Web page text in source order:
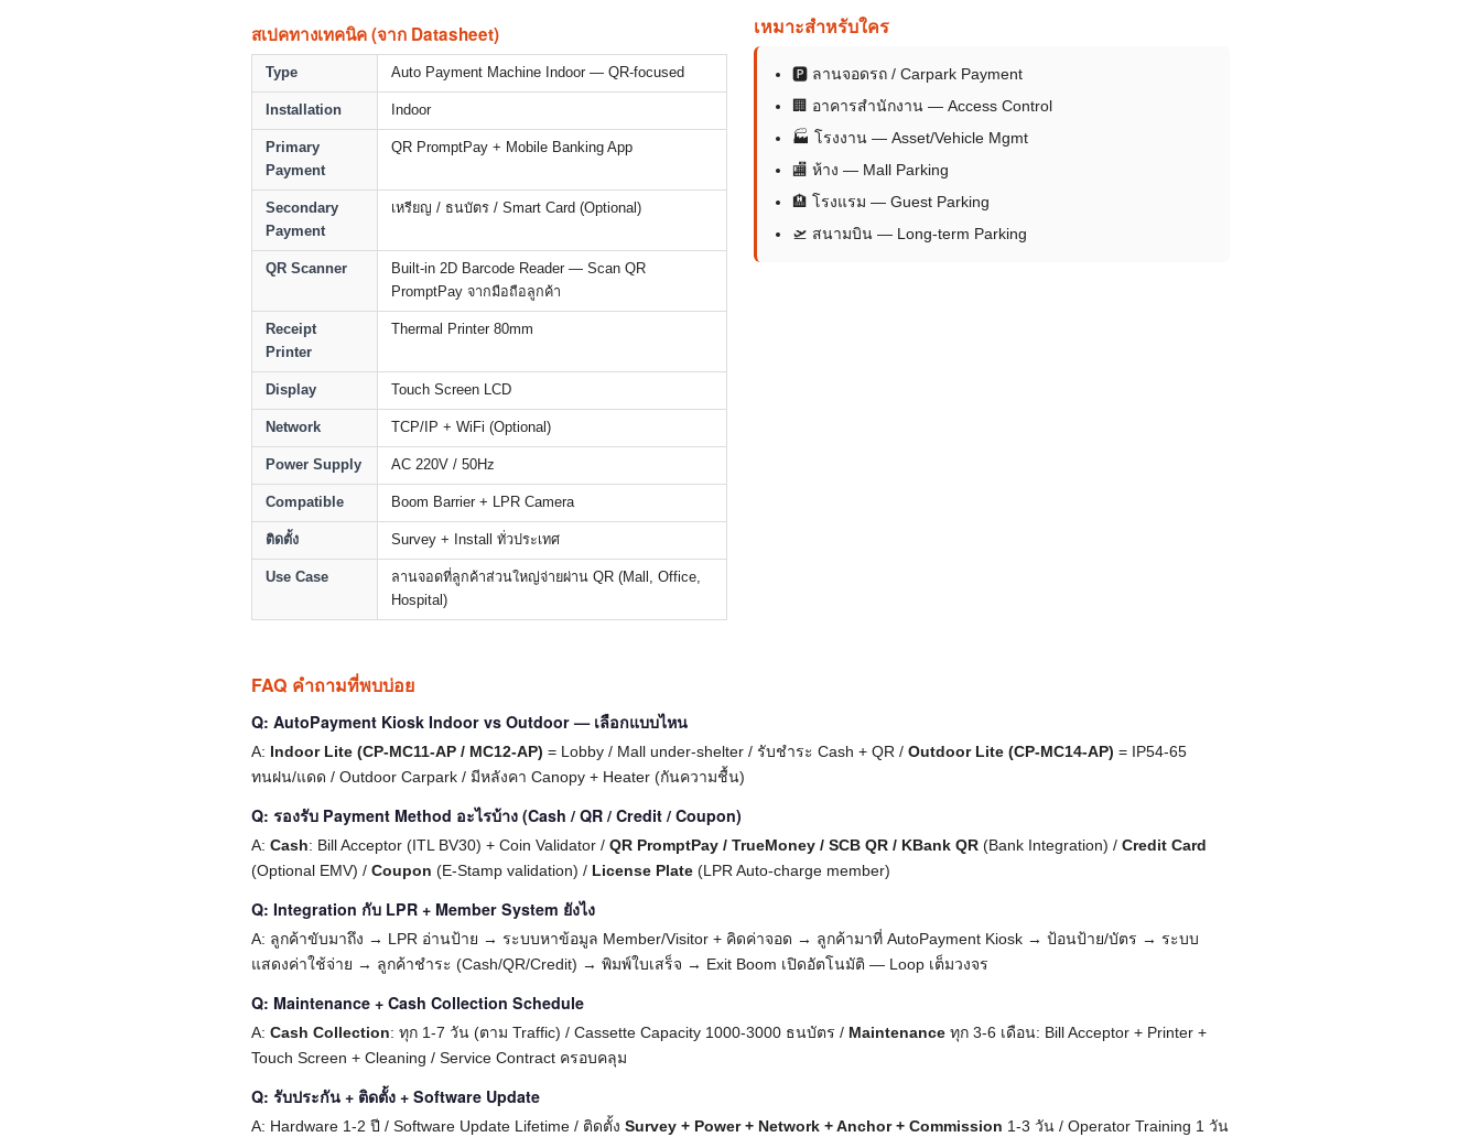
สเปคทางเทคนิค (จาก Datasheet)
Type Auto Payment Machine Indoor — QR-focused
Installation Indoor
Primary
Payment
QR PromptPay + Mobile Banking App
Secondary
Payment
เหรียญ / ธนบัตร / Smart Card (Optional)
QR Scanner
Built-in 2D Barcode Reader — Scan QR
PromptPay จากมือถือลูกค้า
Receipt
Printer
Thermal Printer 80mm
Display Touch Screen LCD
Network TCP/IP + WiFi (Optional)
Power Supply AC 220V / 50Hz
Compatible Boom Barrier + LPR Camera
ติดตั้ง Survey + Install ทั่วประเทศ
Use Case
ลานจอดที่ลูกค้าส่วนใหญ่จ่ายผ่าน QR (Mall, Office,
Hospital)
เหมาะสำหรับใคร
🅿 ลานจอดรถ / Carpark Payment
🏢 อาคารสำนักงาน — Access Control
🏭 โรงงาน — Asset/Vehicle Mgmt
🏬 ห้าง — Mall Parking
🏨 โรงแรม — Guest Parking
🛫 สนามบิน — Long-term Parking
FAQ คำถามที่พบบ่อย
Q: AutoPayment Kiosk Indoor vs Outdoor — เลือกแบบไหน
A: Indoor Lite (CP-MC11-AP / MC12-AP) = Lobby / Mall under-shelter / รับชำระ Cash + QR / Outdoor Lite (CP-MC14-AP) = IP54-65
ทนฝน/แดด / Outdoor Carpark / มีหลังคา Canopy + Heater (กันความชื้น)
Q: รองรับ Payment Method อะไรบ้าง (Cash / QR / Credit / Coupon)
A: Cash: Bill Acceptor (ITL BV30) + Coin Validator / QR PromptPay / TrueMoney / SCB QR / KBank QR (Bank Integration) / Credit Card
(Optional EMV) / Coupon (E-Stamp validation) / License Plate (LPR Auto-charge member)
Q: Integration กับ LPR + Member System ยังไง
A: ลูกค้าขับมาถึง → LPR อ่านป้าย → ระบบหาข้อมูล Member/Visitor + คิดค่าจอด → ลูกค้ามาที่ AutoPayment Kiosk → ป้อนป้าย/บัตร → ระบบ
แสดงค่าใช้จ่าย → ลูกค้าชำระ (Cash/QR/Credit) → พิมพ์ใบเสร็จ → Exit Boom เปิดอัตโนมัติ — Loop เต็มวงจร
Q: Maintenance + Cash Collection Schedule
A: Cash Collection: ทุก 1-7 วัน (ตาม Traffic) / Cassette Capacity 1000-3000 ธนบัตร / Maintenance ทุก 3-6 เดือน: Bill Acceptor + Printer +
Touch Screen + Cleaning / Service Contract ครอบคลุม
Q: รับประกัน + ติดตั้ง + Software Update
A: Hardware 1-2 ปี / Software Update Lifetime / ติดตั้ง Survey + Power + Network + Anchor + Commission 1-3 วัน / Operator Training 1 วัน